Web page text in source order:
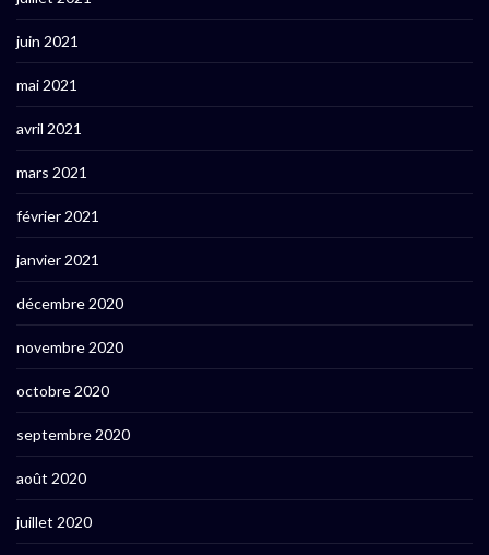
juin 2021
mai 2021
avril 2021
mars 2021
février 2021
janvier 2021
décembre 2020
novembre 2020
octobre 2020
septembre 2020
août 2020
juillet 2020